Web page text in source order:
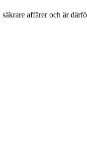
affärer och är